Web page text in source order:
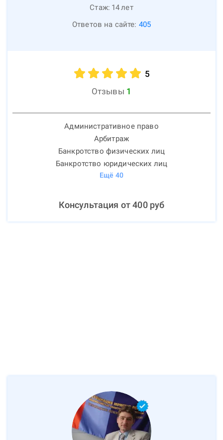
Стаж: 14лет
Ответов на сайте: 405
5
Отзывы 1
Административное право
Арбитраж
Банкротство физических лиц
Банкротство юридических лиц
Ещё 40
Консультация от400руб